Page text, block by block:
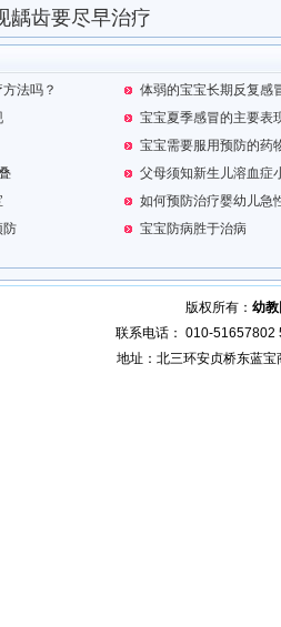
龋齿要尽早治疗
法吗？
宝宝夏季感冒的主要表
宝宝需要服用预防的药
父母须知新生儿溶血症
如何预防治疗婴幼儿急
防
宝宝防病胜于治病
版权所有： 幼教
联系电话： 010-
地址：北三环安贞桥东蓝